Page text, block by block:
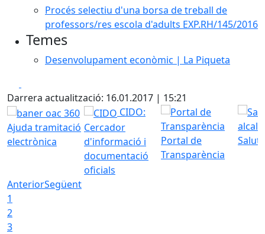
Procés selectiu d'una borsa de treball de
professors/res escola d'adults EXP.RH/145/2016
Temes
Desenvolupament econòmic | La Piqueta
Darrera actualització: 16.01.2017 | 15:21
Ajuda tramitació
electrònica
CIDO:
Cercador
d'informació i
documentació
oficials
Portal de
Transparència
AnteriorSegüent
1
2
3